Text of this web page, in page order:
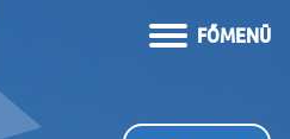
FŐMENÜ